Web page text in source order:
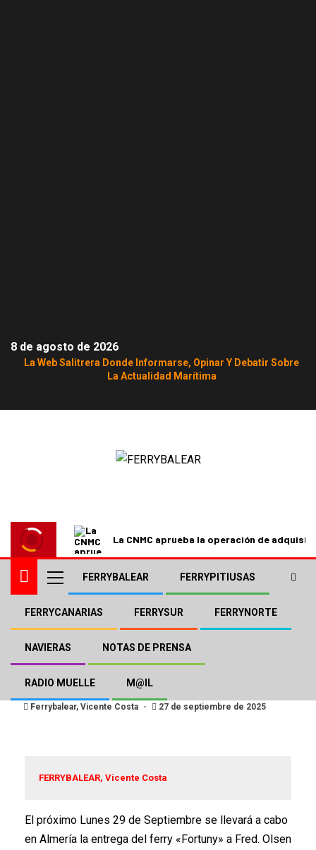
8 de agosto de 2026
La Web Salitrera Donde Informarse, Opinar Y Debatir Sobre
La Actualidad Marítima
La CNMC aprueba la operación de
FERRYBALEAR FERRYPITIUSAS
FERRYCANARIAS FERRYSUR FERRYNORTE
NAVIERAS NOTAS DE PRENSA
RADIO MUELLE M@IL
El «Fortuny» será entregado
el Lunes 29 a Fred. Olsen
Ferrybalear, Vicente Costa 27 de septiembre de 2025
FERRYBALEAR, Vicente Costa
El próximo Lunes 29 de Septiembre se llevará a cabo
en Almería la entrega del ferry «Fortuny» a Fred. Olsen